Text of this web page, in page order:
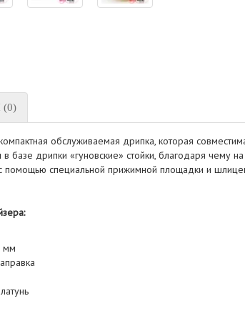
обслуживаемая дрипка, которая
базе дрипки «гуновские» стойки, благодаря чему
помощью специальной прижимной площадки и
мм